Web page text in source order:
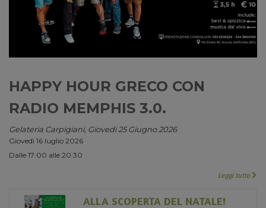
HAPPY HOUR GRECO CON
RADIO MEMPHIS 3.0.
Gelateria Carpigiani, Giovedi 25 Giugno 2026
Giovedì 16 luglio 2026
Dalle 17:00 alle 20:30
Leggi tutto
ALLA SCOPERTA DEL NATALE!